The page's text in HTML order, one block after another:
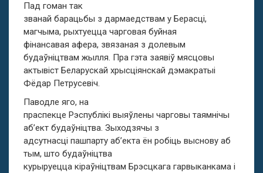
Пад гоман так
званай барацьбы з дармаедствам у Берасці,
магчыма, рыхтуецца чарговая буйная
фінансавая афера, звязаная з долевым
будаўніцтвам жылля. Пра гэта заявіў мясцовы
актывіст Беларускай хрысціянскай дэмакратыі
Фёдар Петрусевіч.
Паводле яго, на
праспекце Рэспублікі выяўлены чарговы таямнічы
аб’ект будаўніцтва. Зыходзячы з
адсутнасцi пашпарту аб’екта ён робіць выснову аб
тым, што будаўніцтва
курыруецца кіраўніцтвам Брэсцкага гарвыканкама і